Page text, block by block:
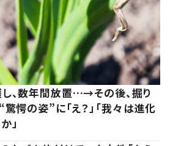
、数年間放置…→その後、掘り
愕の姿”に「え？」「我々は進化
」